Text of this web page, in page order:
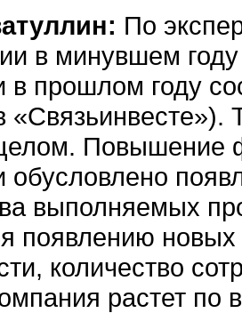
По
в минувшем
в прошлом году
Повышение
обусловлено
выполняемых
появлению
количество
растет по